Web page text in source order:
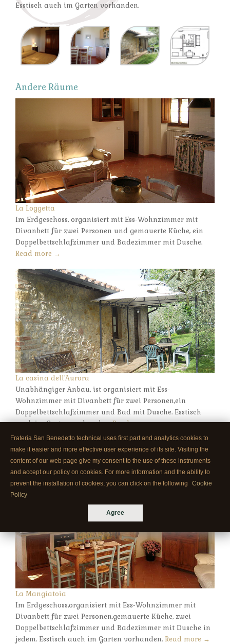
Esstisch auch im Garten vorhanden.
Andere Räume
La Loggetta
Im Erdgeschoss, organisiert mit Ess-Wohnzimmer mit
Divanbett für zwei Personen und gemauerte Küche, ein
Doppelbettschlafzimmer und Badezimmer mit Dusche.
Read more →
La casina dell’Aurora
Unabhängiger Anbau, ist organisiert mit Ess-
Wohnzimmer mit Divanbett für zwei Personen,ein
Doppelbettschlafzimmer und Bad mit Dusche. Esstisch
auch im Garten vorhanden.Read more →
La Mangiatoia
Im Erdgeschoss,organisiert mit Ess-Wohnzimmer mit
Divanbett für zwei Personen,gemauerte Küche, zwei
Doppelbettschlafzimmer und Badezimmer mit Dusche in
jedem. Esstisch auch im Garten vorhanden. Read more →
Frateria San Benedetto technical uses first part and analytics cookies to
make it easier and more effective user experience of its site. Visiting the
content of our web page give my consent to the use of these instruments
and accept our policy on cookies. For more information and the ability to
prevent the installation of cookies, you can click on the following
Cookie
Policy
Agree